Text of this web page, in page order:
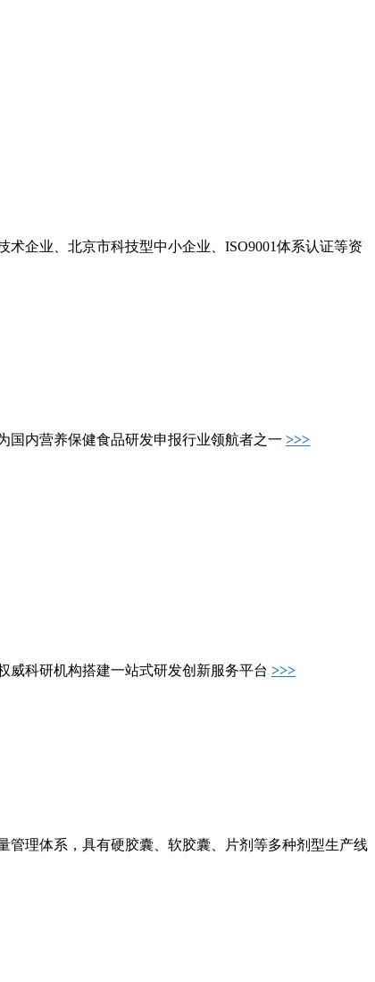
企业、北京市科技型中小企业、ISO9001体系认证等资
国内营养保健食品研发申报行业领航者之一 >>>
威科研机构搭建一站式研发创新服务平台 >>>
理体系，具有硬胶囊、软胶囊、片剂等多种剂型生产线